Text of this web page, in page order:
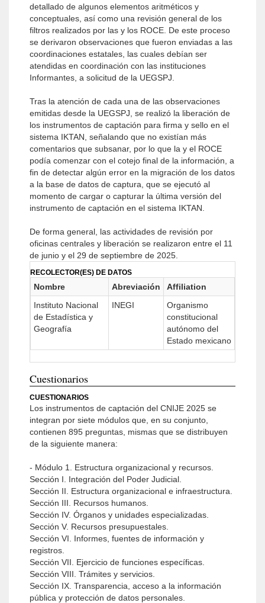
detallado de algunos elementos aritméticos y
conceptuales, así como una revisión general de los
filtros realizados por las y los ROCE. De este proceso
se derivaron observaciones que fueron enviadas a las
coordinaciones estatales, las cuales debían ser
atendidas en coordinación con las instituciones
Informantes, a solicitud de la UEGSPJ.
Tras la atención de cada una de las observaciones
emitidas desde la UEGSPJ, se realizó la liberación de
los instrumentos de captación para firma y sello en el
sistema IKTAN, señalando que no existían más
comentarios que subsanar, por lo que la y el ROCE
podía comenzar con el cotejo final de la información, a
fin de detectar algún error en la migración de los datos
a la base de datos de captura, que se ejecutó al
momento de cargar o capturar la última versión del
instrumento de captación en el sistema IKTAN.
De forma general, las actividades de revisión por
oficinas centrales y liberación se realizaron entre el 11
de junio y el 29 de septiembre de 2025.
RECOLECTOR(ES) DE DATOS
Nombre Abreviación
Affiliation
Instituto Nacional
de Estadística y
Geografía
INEGI
Organismo
constitucional
autónomo del
Estado mexicano
Cuestionarios
CUESTIONARIOS
Los instrumentos de captación del CNIJE 2025 se
integran por siete módulos que, en su conjunto,
contienen 895 preguntas, mismas que se distribuyen
de la siguiente manera:
- Módulo 1. Estructura organizacional y recursos.
Sección I. Integración del Poder Judicial.
Sección II. Estructura organizacional e infraestructura.
Sección III. Recursos humanos.
Sección IV. Órganos y unidades especializadas.
Sección V. Recursos presupuestales.
Sección VI. Informes, fuentes de información y
registros.
Sección VII. Ejercicio de funciones específicas.
Sección VIII. Trámites y servicios.
Sección IX. Transparencia, acceso a la información
pública y protección de datos personales.